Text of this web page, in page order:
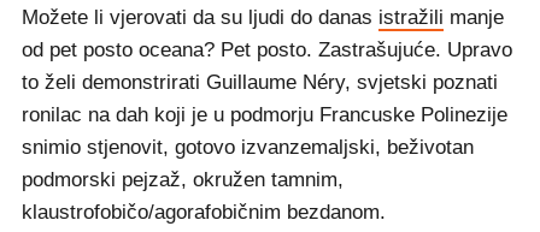
Možete li vjerovati da su ljudi do danas istražili manje
od pet posto oceana? Pet posto. Zastrašujuće. Upravo
to želi demonstrirati Guillaume Néry, svjetski poznati
ronilac na dah koji je u podmorju Francuske Polinezije
snimio stjenovit, gotovo izvanzemaljski, beživotan
podmorski pejzaž, okružen tamnim,
klaustrofobičo/agorafobičnim bezdanom.